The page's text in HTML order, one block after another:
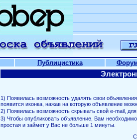
Публицистика
1) Появилась возможность удалять свои
появится иконка, нажав на которую объявление
2) Появилась возможность скрывать свой е-mail,
3) Чтобы опубликовать объявление, Вам
простая и займет у Вас не больше 1 минуты.